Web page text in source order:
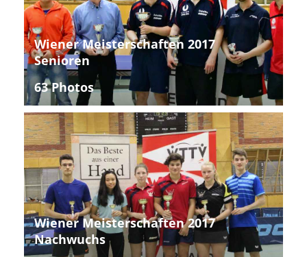
Wiener Meisterschaften 2017
Senioren
63 Photos
Wiener Meisterschaften 2017
Nachwuchs